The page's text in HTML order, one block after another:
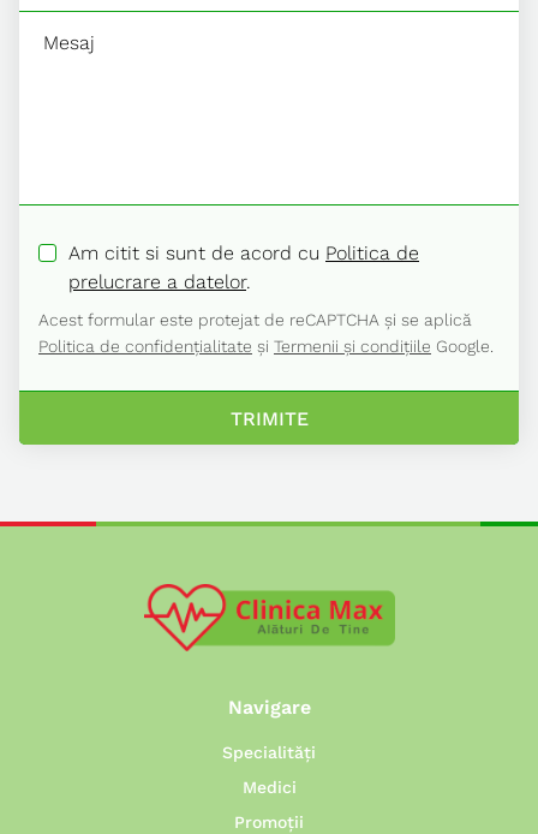
Am citit si sunt de acord cu Politica de
prelucrare a datelor.
Acest formular este protejat de reCAPTCHA și se aplică
Politica de confidențialitate și Termenii și condițiile Google.
TRIMITE
Navigare
Specialități
Medici
Promoții